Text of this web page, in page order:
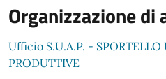
Organizzazione di
Ufficio S.U.A.P. - SPORTELLO
PRODUTTIVE